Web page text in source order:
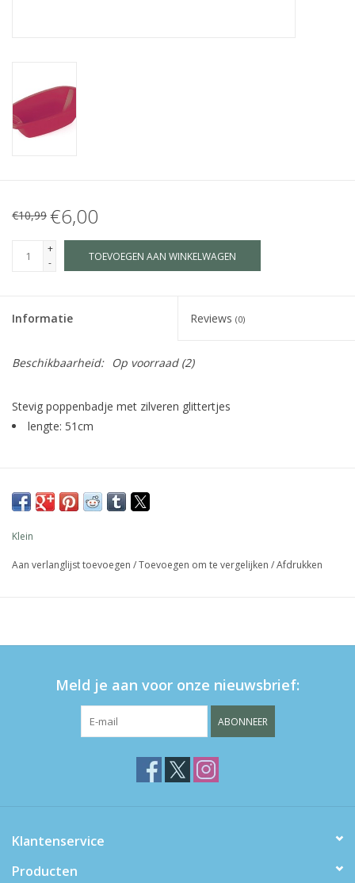
€10,99 €6,00
+
-
TOEVOEGEN AAN WINKELWAGEN
Informatie Reviews (0)
Beschikbaarheid: Op voorraad(2)
Stevig poppenbadje met zilveren glittertjes
lengte: 51cm
Klein
Aan verlanglijst toevoegen /Toevoegen om te vergelijken /Afdrukken
Meld je aan voor onze nieuwsbrief:
ABONNEER
Klantenservice
Producten